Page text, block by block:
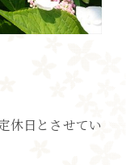
休日とさせてい